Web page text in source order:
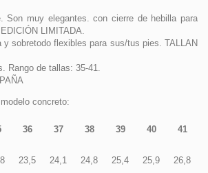
Son muy elegantes. con cierre de hebilla para
LIMITADA.
y sobretodo flexibles para sus/tus pies. TALLAN
Rango de tallas: 35-41.
concreto:
36 37 38 39 40 41
23,5 24,1 24,8 25,4 25,9 26,8